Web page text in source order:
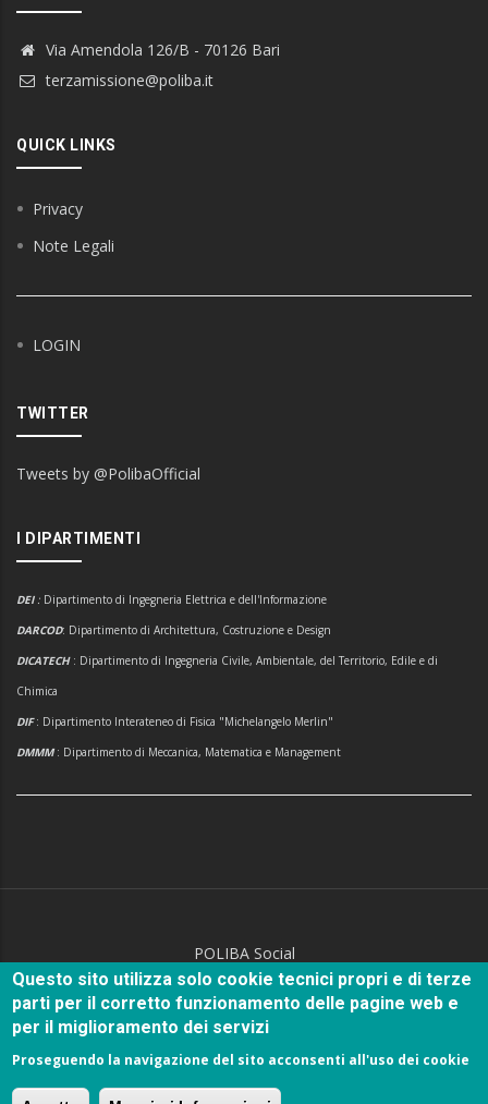
Via Amendola 126/B - 70126 Bari
terzamissione@poliba.it
QUICK LINKS
Privacy
Note Legali
LOGIN
TWITTER
Tweets by @PolibaOfficial
I DIPARTIMENTI
DEI : Dipartimento di Ingegneria Elettrica e dell'Informazione
DARCOD: Dipartimento di Architettura, Costruzione e Design
DICATECH : Dipartimento di Ingegneria Civile, Ambientale, del Territorio, Edile e di
Chimica
DIF: Dipartimento Interateneo di Fisica "Michelangelo Merlin"
DMMM: Dipartimento di Meccanica, Matematica e Management
POLIBA Social
Questo sito utilizza solo cookie tecnici propri e di terze
parti per il corretto funzionamento delle pagine web e
per il miglioramento dei servizi
Proseguendo la navigazione del sito acconsenti all'uso dei cookie